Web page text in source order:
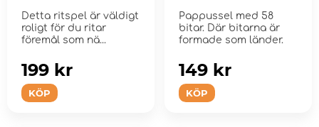
Detta ritspel är väldigt
roligt för du ritar
föremål som nä...
KÖP
199 kr
Pappussel med 58
bitar. Där bitarna är
formade som länder.
KÖP
149 kr